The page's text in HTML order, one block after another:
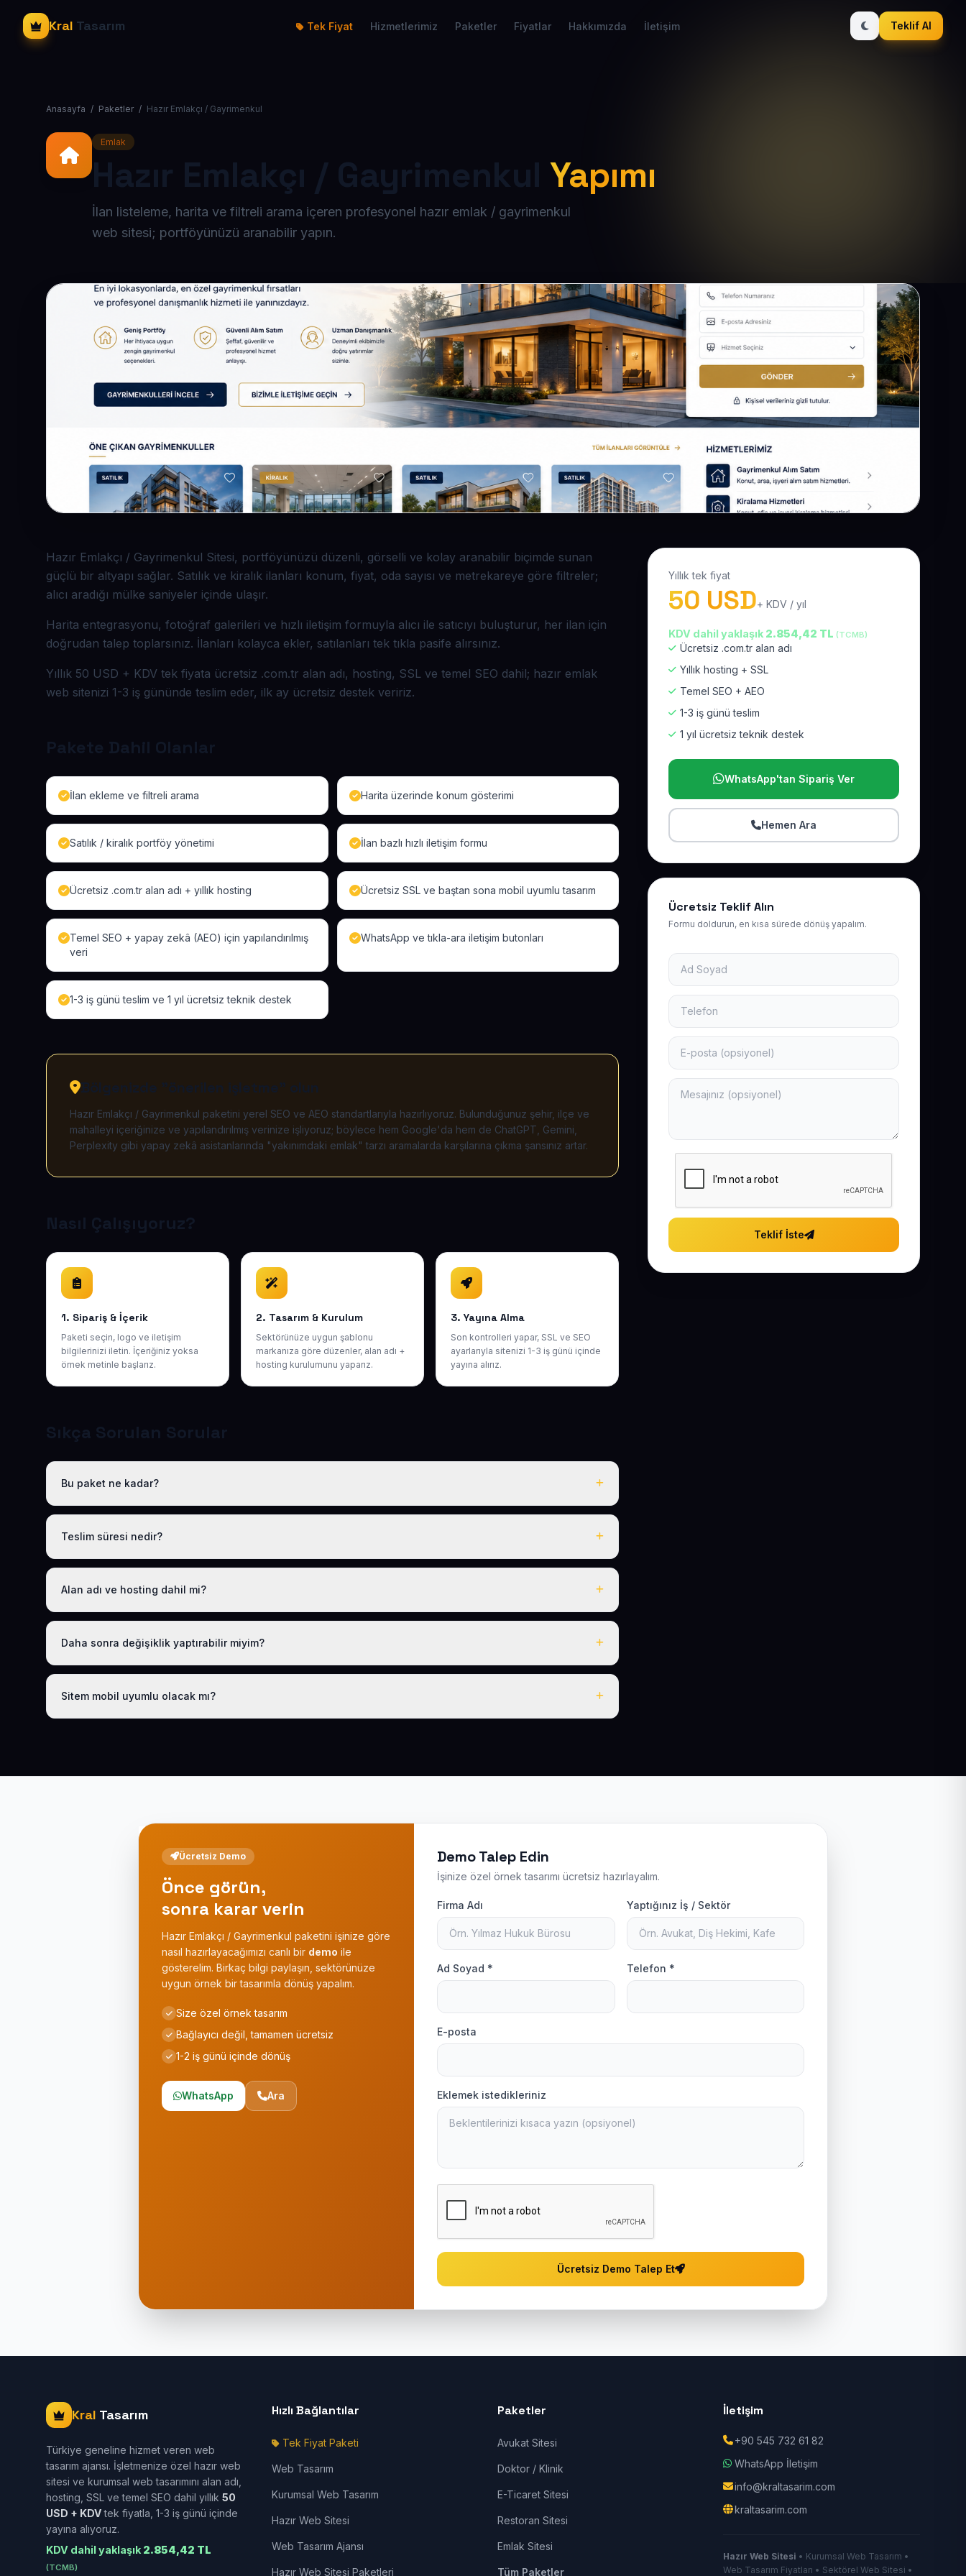
Kral Tasarım Tek Fiyat Hizmetlerimiz Paketler Fiyatlar Hakkımızda İletişim Teklif Al
Anasayfa / Paketler / Hazır Emlakçı / Gayrimenkul
Emlak
Hazır Emlakçı / Gayrimenkul Yapımı
İlan listeleme, harita ve filtreli arama içeren profesyonel hazır emlak / gayrimenkul
web sitesi; portföyünüzü aranabilir yapın.
Hazır Emlakçı / Gayrimenkul Sitesi, portföyünüzü düzenli, görselli ve kolay aranabilir biçimde sunan
güçlü bir altyapı sağlar. Satılık ve kiralık ilanları konum, fiyat, oda sayısı ve metrekareye göre filtreler;
alıcı aradığı mülke saniyeler içinde ulaşır.
Harita entegrasyonu, fotoğraf galerileri ve hızlı iletişim formuyla alıcı ile satıcıyı buluşturur, her ilan için
doğrudan talep toplarsınız. İlanları kolayca ekler, satılanları tek tıkla pasife alırsınız.
Yıllık 50 USD + KDV tek fiyata ücretsiz .com.tr alan adı, hosting, SSL ve temel SEO dahil; hazır emlak
web sitenizi 1-3 iş gününde teslim eder, ilk ay ücretsiz destek veririz.
Pakete Dahil Olanlar
İlan ekleme ve filtreli arama Harita üzerinde konum gösterimi
Satılık / kiralık portföy yönetimi İlan bazlı hızlı iletişim formu
Ücretsiz .com.tr alan adı + yıllık hosting Ücretsiz SSL ve baştan sona mobil uyumlu tasarım
Temel SEO + yapay zekâ (AEO) için yapılandırılmış
veri
WhatsApp ve tıkla-ara iletişim butonları
1-3 iş günü teslim ve 1 yıl ücretsiz teknik destek
Bölgenizde "önerilen işletme" olun
Hazır Emlakçı / Gayrimenkul paketini yerel SEO ve AEO standartlarıyla hazırlıyoruz. Bulunduğunuz şehir, ilçe ve
mahalleyi içeriğinize ve yapılandırılmış verinize işliyoruz; böylece hem Google'da hem de ChatGPT, Gemini,
Perplexity gibi yapay zekâ asistanlarında "yakınımdaki emlak" tarzı aramalarda karşılarına çıkma şansınız artar.
Nasıl Çalışıyoruz?
1. Sipariş & İçerik
Paketi seçin, logo ve iletişim
bilgilerinizi iletin. İçeriğiniz yoksa
örnek metinle başlarız.
2. Tasarım & Kurulum
Sektörünüze uygun şablonu
markanıza göre düzenler, alan adı +
hosting kurulumunu yaparız.
3. Yayına Alma
Son kontrolleri yapar, SSL ve SEO
ayarlarıyla sitenizi 1-3 iş günü içinde
yayına alırız.
Sıkça Sorulan Sorular
Bu paket ne kadar?
Tüm sektörel paketlerimiz gibi Hazır Emlakçı / Gayrimenkul de yıllık 50 USD + KDV tek fiyattır. Bu tutara ücretsiz
Teslim süresi nedir?
Logo, iletişim ve tanıtım metinlerinizi ilettikten sonra siteniz 1-3 iş günü içinde yayına alınır.
Alan adı ve hosting dahil mi?
Evet. Yıllık paket ücretine ücretsiz .com.tr alan adı ve hosting dahildir; ayrıca ödeme yapmanız gerekmez.
Daha sonra değişiklik yaptırabilir miyim?
Evet. Teslimden sonra ilk 30 gün ücretsiz revizyon hakkınız vardır; ayrıca 1 yıl boyunca ücretsiz teknik destek
Sitem mobil uyumlu olacak mı?
Yıllık tek fiyat
50 USD+ KDV / yıl
KDV dahil yaklaşık 2.854,42 TL (TCMB)
Ücretsiz .com.tr alan adı
Yıllık hosting + SSL
Temel SEO + AEO
1-3 iş günü teslim
1 yıl ücretsiz teknik destek
WhatsApp'tan Sipariş Ver
Hemen Ara
Ücretsiz Teklif Alın
Formu doldurun, en kısa sürede dönüş yapalım.
Teklif İste
Ücretsiz Demo
Önce görün,
sonra karar verin
Hazır Emlakçı / Gayrimenkul paketini işinize göre
nasıl hazırlayacağımızı canlı bir demo ile
gösterelim. Birkaç bilgi paylaşın, sektörünüze
uygun örnek bir tasarımla dönüş yapalım.
Size özel örnek tasarım
Bağlayıcı değil, tamamen ücretsiz
1-2 iş günü içinde dönüş
WhatsApp Ara
Demo Talep Edin
İşinize özel örnek tasarımı ücretsiz hazırlayalım.
Firma Adı Yaptığınız İş / Sektör
Ad Soyad * Telefon *
E-posta
Eklemek istedikleriniz
Ücretsiz Demo Talep Et
Kral Tasarım
Türkiye geneline hizmet veren web
tasarım ajansı. İşletmenize özel hazır web
sitesi ve kurumsal web tasarımını alan adı,
hosting, SSL ve temel SEO dahil yıllık 50
USD + KDVtek fiyatla, 1-3 iş günü içinde
yayına alıyoruz.
KDV dahil yaklaşık 2.854,42 TL
(TCMB)
Hızlı Bağlantılar
Tek Fiyat Paketi
Web Tasarım
Kurumsal Web Tasarım
Hazır Web Sitesi
Web Tasarım Ajansı
Hazır Web Sitesi Paketleri
Paketler
Avukat Sitesi
Doktor / Klinik
E-Ticaret Sitesi
Restoran Sitesi
Emlak Sitesi
Tüm Paketler
İletişim
+90 545 732 61 82
WhatsApp İletişim
info@kraltasarim.com
kraltasarim.com
Hazır Web Sitesi • Kurumsal Web Tasarım •
Web Tasarım Fiyatları • Sektörel Web Sitesi •